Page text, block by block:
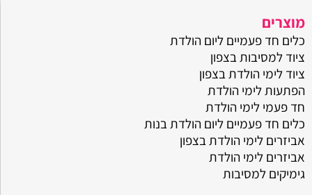
מוצרים
כלים חד פעמיים ליום הולדת
ציוד למסיבות בצפון
ציוד לימי הולדת בצפון
הפתעות לימי הולדת
חד פעמי לימי הולדת
כלים חד פעמיים ליום הולדת בנות
אביזרים לימי הולדת בצפון
אביזרים לימי הולדת
גימיקים למסיבות